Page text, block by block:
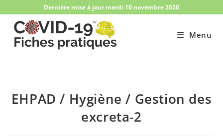
content
Dernière mise à jour mardi 10 novembre 2020
Menu
EHPAD / Hygiène / Gestion des
excreta-2